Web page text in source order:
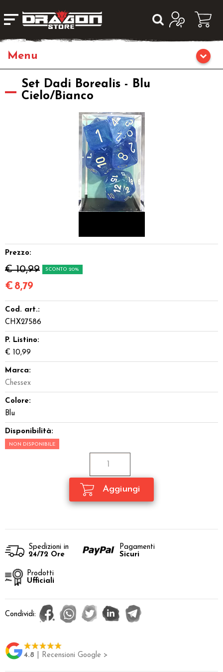
Home
Giochi di Carte Collezionabili
Giocattoli e Gadget
Offerte del Dragone
Set Dadi Borealis - Blu
Cielo/Bianco
Prezzo:
€ 10,99 SCONTO 20%
€ 8,79
Cod. art.:
CHX27586
P. Listino:
€ 10,99
Marca:
Chessex
Colore:
Blu
Disponibilità:
NON DISPONIBILE
Spedizioni in
24/72 Ore
Pagamenti
Sicuri
Prodotti
Ufficiali
Condividi:
4.8 | Recensioni Google >